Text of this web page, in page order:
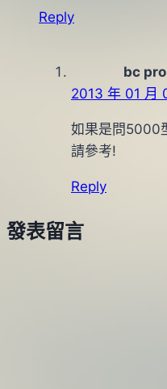
Reply
bc
2013 年 01 月
如果是問5000
請參考!
Reply
發表留言